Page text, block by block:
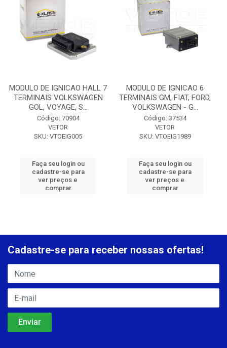
MODULO DE IGNICAO HALL 7
TERMINAIS VOLKSWAGEN
GOL, VOYAGE, S...
Código: 70904
VETOR
SKU: VTOEIG005
Faça seu login ou
cadastre-se para
ver preços e
comprar
MODULO DE IGNICAO 6
TERMINAIS GM, FIAT, FORD,
VOLKSWAGEN - G...
Código: 37534
VETOR
SKU: VTOEIG1989
Faça seu login ou
cadastre-se para
ver preços e
comprar
Cadastre-se para receber nossas ofertas!